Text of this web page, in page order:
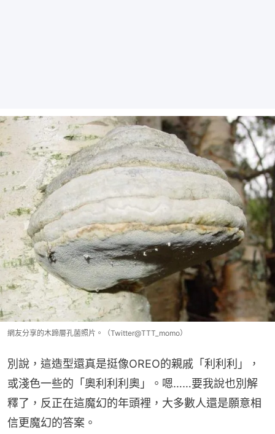
網友分享的木蹄層孔菌照片。（Twitter@TTT_momo）
別說，這造型還真是挺像OREO的親戚「利利利」，
或淺色一些的「奧利利利奧」。嗯……要我說也別解
釋了，反正在這魔幻的年頭裡，大多數人還是願意相
信更魔幻的答案。